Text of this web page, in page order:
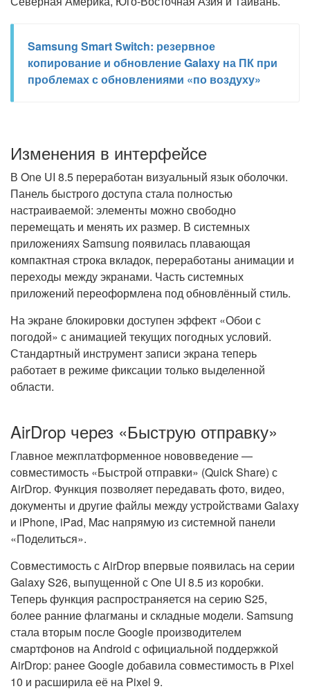
Samsung Smart Switch: резервное
копирование и обновление Galaxy на ПК при
проблемах с обновлениями «по воздуху»
Изменения в интерфейсе
В One UI 8.5 переработан визуальный язык оболочки.
Панель быстрого доступа стала полностью
настраиваемой: элементы можно свободно
перемещать и менять их размер. В системных
приложениях Samsung появилась плавающая
компактная строка вкладок, переработаны анимации и
переходы между экранами. Часть системных
приложений переоформлена под обновлённый стиль.
На экране блокировки доступен эффект «Обои с
погодой» с анимацией текущих погодных условий.
Стандартный инструмент записи экрана теперь
работает в режиме фиксации только выделенной
области.
AirDrop через «Быструю отправку»
Главное межплатформенное нововведение —
совместимость «Быстрой отправки» (Quick Share) с
AirDrop. Функция позволяет передавать фото, видео,
документы и другие файлы между устройствами Galaxy
и iPhone, iPad, Mac напрямую из системной панели
«Поделиться».
Совместимость с AirDrop впервые появилась на серии
Galaxy S26, выпущенной с One UI 8.5 из коробки.
Теперь функция распространяется на серию S25,
более ранние флагманы и складные модели. Samsung
стала вторым после Google производителем
смартфонов на Android с официальной поддержкой
AirDrop: ранее Google добавила совместимость в Pixel
10 и расширила её на Pixel 9.